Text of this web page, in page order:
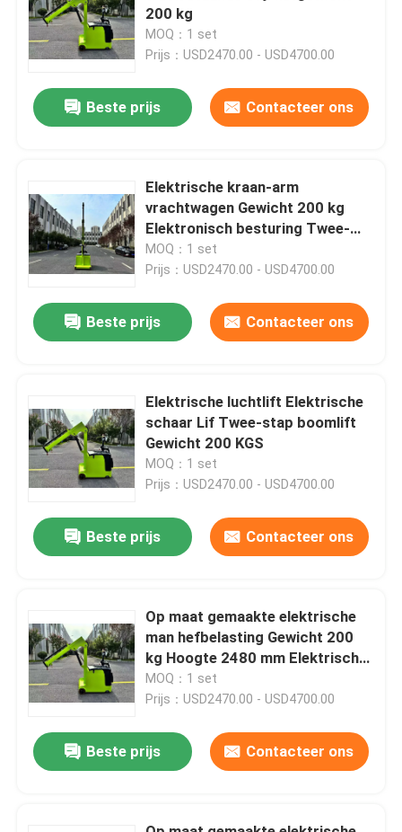
Huis
Video's
Ongeveer ons
Fabrieksreis
Contact de V.S.
Nieuws
bloggen
Elektrische Palletvorkheftruck
200 kg
MOQ：1 set
Prijs：USD2470.00 - USD4700.00
Beste prijs Contacteer ons
Elektrische kraan-arm
vrachtwagen Gewicht 200 kg
Elektronisch besturing Twee-
stap boom
MOQ：1 set
Prijs：USD2470.00 - USD4700.00
Beste prijs Contacteer ons
Elektrische luchtlift Elektrische
schaar Lif Twee-stap boomlift
Gewicht 200 KGS
MOQ：1 set
Prijs：USD2470.00 - USD4700.00
Beste prijs Contacteer ons
Op maat gemaakte elektrische
man hefbelasting Gewicht 200
kg Hoogte 2480 mm Elektrische
kersenplukker
MOQ：1 set
Prijs：USD2470.00 - USD4700.00
Beste prijs Contacteer ons